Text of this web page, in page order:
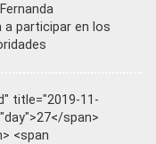
a participar en los
title="2019-11-
span>
<span